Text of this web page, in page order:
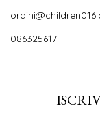
086325617